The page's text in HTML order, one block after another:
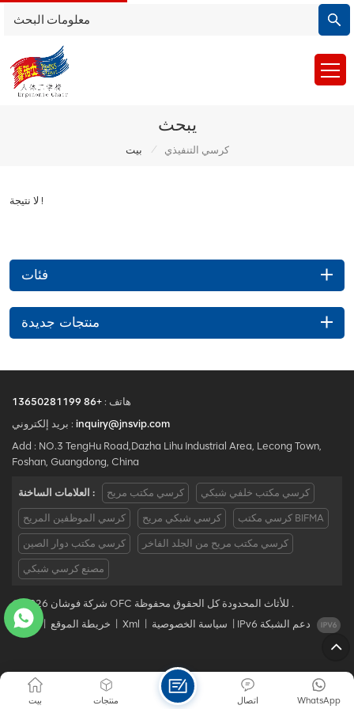
يبحث
بيت / كرسي التنفيذي
لا نتيجة !
فئات
منتجات جديدة
هاتف : +86 13650281199
بريد إلكتروني : inquiry@jnsvip.com
Add : NO.3 TengHu Road,Dazha Lihu Industrial Area, Lecong Town,
Foshan, Guangdong, China
العلامات الساخنة : كرسي مكتب مريح كرسي مكتب خلفي شبكي
كرسي الموظفين المريح كرسي شبكي مريح كرسي مكتب BIFMA
كرسي مكتب دوار الصين كرسي مكتب مريح من الجلد الفاخر
مصنع كرسي شبكي
© 2026 شركة فوشان OFC للأثاث المحدودة كل الحقوق محفوظة .
مدونة | خريطة الموقع Xml سياسة الخصوصية
بيت منتجات WhatsApp اتصال